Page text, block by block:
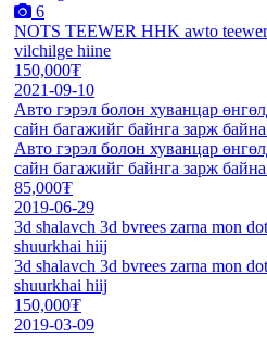
6
NOTS TEEWER HHK awto
vilchilge hiine
150,000₮
2021-09-10
Авто гэрэл болон хуванцар
сайн багажийг байнга зарж
Авто гэрэл болон хуванцар
сайн багажийг байнга зарж
85,000₮
2019-06-29
3d shalavch 3d bvrees zarna mon
shuurkhai hiij
3d shalavch 3d bvrees zarna mon
shuurkhai hiij
150,000₮
2019-03-09